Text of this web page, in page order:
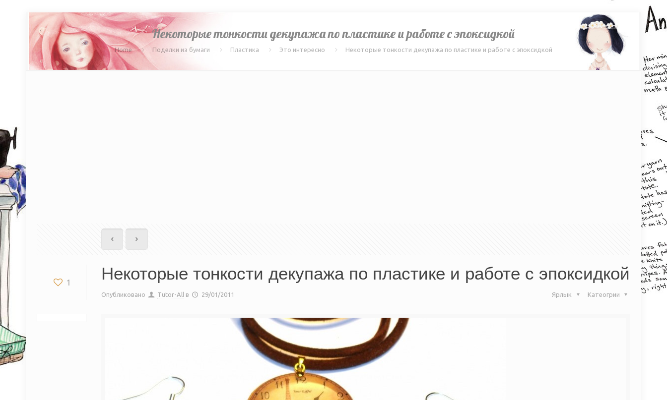
Некоторые тонкости декупажа по пластике и работе с эпоксидкой
Home Поделки из бумаги Пластика Это интересно Некоторые тонкости декупажа по пластике и работе с эпоксидкой
1 Некоторые тонкости декупажа по пластике и работе с эпоксидкой
Опубликовано Tutor-All в 29/01/2011 Катеогрии
Ярлык